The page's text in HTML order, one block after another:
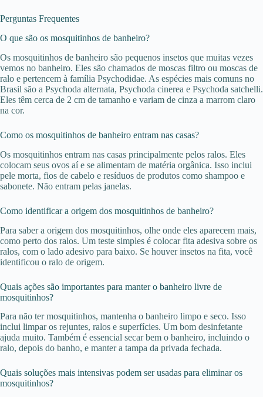
Perguntas Frequentes
O que são os mosquitinhos de banheiro?
Os mosquitinhos de banheiro são pequenos insetos que muitas vezes
vemos no banheiro. Eles são chamados de moscas filtro ou moscas de
ralo e pertencem à família Psychodidae. As espécies mais comuns no
Brasil são a Psychoda alternata, Psychoda cinerea e Psychoda satchelli.
Eles têm cerca de 2 cm de tamanho e variam de cinza a marrom claro
na cor.
Como os mosquitinhos de banheiro entram nas casas?
Os mosquitinhos entram nas casas principalmente pelos ralos. Eles
colocam seus ovos aí e se alimentam de matéria orgânica. Isso inclui
pele morta, fios de cabelo e resíduos de produtos como shampoo e
sabonete. Não entram pelas janelas.
Como identificar a origem dos mosquitinhos de banheiro?
Para saber a origem dos mosquitinhos, olhe onde eles aparecem mais,
como perto dos ralos. Um teste simples é colocar fita adesiva sobre os
ralos, com o lado adesivo para baixo. Se houver insetos na fita, você
identificou o ralo de origem.
Quais ações são importantes para manter o banheiro livre de
mosquitinhos?
Para não ter mosquitinhos, mantenha o banheiro limpo e seco. Isso
inclui limpar os rejuntes, ralos e superfícies. Um bom desinfetante
ajuda muito. Também é essencial secar bem o banheiro, incluindo o
ralo, depois do banho, e manter a tampa da privada fechada.
Quais soluções mais intensivas podem ser usadas para eliminar os
mosquitinhos?